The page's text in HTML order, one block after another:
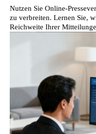
Nutzen Sie Online-
zu verbreiten. Lernen Sie,
Reichweite Ihrer